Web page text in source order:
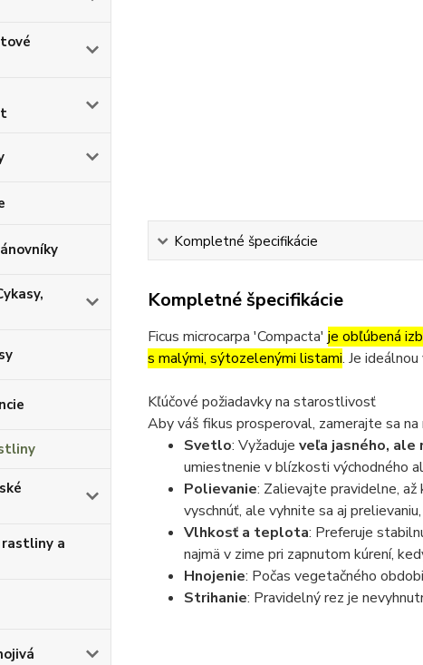
a
Kompletné špecifikácie
Kompletné špecifikácie
Ficus microcarpa 'Compacta' je obľúbená
s malými, sýtozelenými listami. Je
Kľúčové požiadavky na starostlivosť
Aby váš fikus prosperoval, zamerajte sa na
Svetlo: Vyžaduje veľa jasného, ale
umiestnenie v blízkosti východného
Polievanie: Zalievajte pravidelne, až
vyschnúť, ale vyhnite sa aj
Vlhkosť a teplota: Preferuje
najmä v zime pri zapnutom kúrení,
Hnojenie: Počas vegetačného
Strihanie: Pravidelný rez je